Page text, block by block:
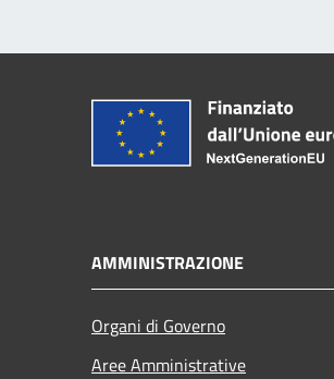
AMMINISTRAZIONE
Organi di Governo
Aree Amministrative